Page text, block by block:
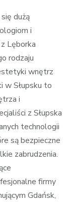
dużą
i
Lęborka
rodzaju
wnętrz
w Słupsku to
i
z Słupska
technologii
są bezpieczne
zabrudzenia.
firmy
Gdańsk,